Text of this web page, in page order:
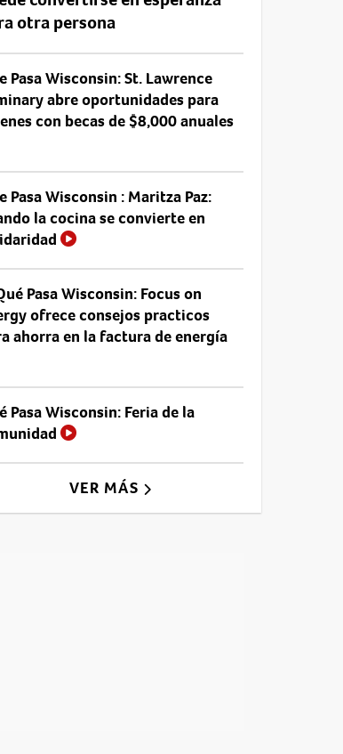
otra persona
Pasa Wisconsin: St. Lawrence
abre oportunidades para
con becas de $8,000 anuales
Pasa Wisconsin : Maritza Paz:
la cocina se convierte en
Pasa Wisconsin: Focus on
ofrece consejos practicos
ahorra en la factura de energía
Pasa Wisconsin: Feria de la
VER MÁS